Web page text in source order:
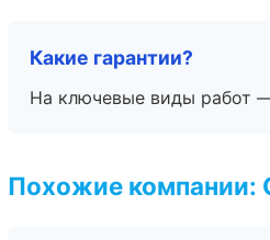
Какие гарантии?
На ключевые виды работ
Похожие компании: